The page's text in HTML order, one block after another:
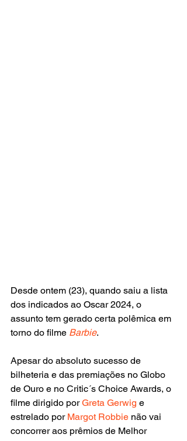
Desde ontem (23), quando saiu a lista
dos indicados ao Oscar 2024, o
assunto tem gerado certa polêmica em
torno do filme Barbie.
Apesar do absoluto sucesso de
bilheteria e das premiações no Globo
de Ouro e no Critic´s Choice Awards, o
filme dirigido por Greta Gerwig e
estrelado por Margot Robbie não vai
concorrer aos prêmios de Melhor